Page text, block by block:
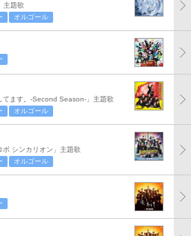
主題歌
オルゴール
ます。-Second Season-」主題歌
オルゴール
シンカリオン」主題歌
オルゴール